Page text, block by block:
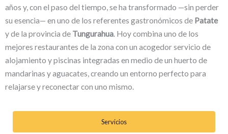
años y, con el paso del tiempo, se ha transformado —sin perder
su esencia— en uno de los referentes gastronómicos de Patate
y de la provincia de Tungurahua. Hoy combina uno de los
mejores restaurantes de la zona con un acogedor servicio de
alojamiento y piscinas integradas en medio de un huerto de
mandarinas y aguacates, creando un entorno perfecto para
relajarse y reconectar con uno mismo.
Servicios